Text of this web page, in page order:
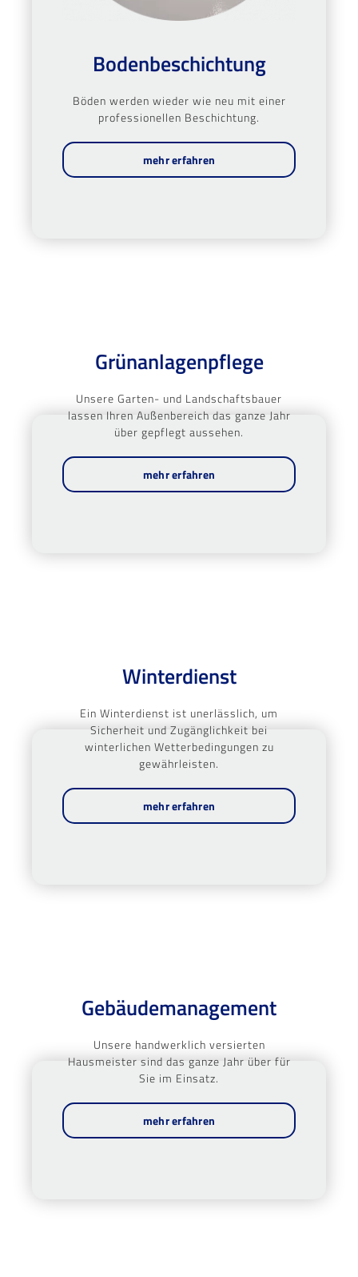
Bodenbeschichtung
Böden werden wieder wie neu mit einer
professionellen Beschichtung.
mehr erfahren
Grünanlagenpflege
Unsere Garten- und Landschaftsbauer
lassen Ihren Außenbereich das ganze Jahr
über gepflegt aussehen.
mehr erfahren
Winterdienst
Ein Winterdienst ist unerlässlich, um
Sicherheit und Zugänglichkeit bei
winterlichen Wetterbedingungen zu
gewährleisten.
mehr erfahren
Gebäudemanagement
Unsere handwerklich versierten
Hausmeister sind das ganze Jahr über für
Sie im Einsatz.
mehr erfahren